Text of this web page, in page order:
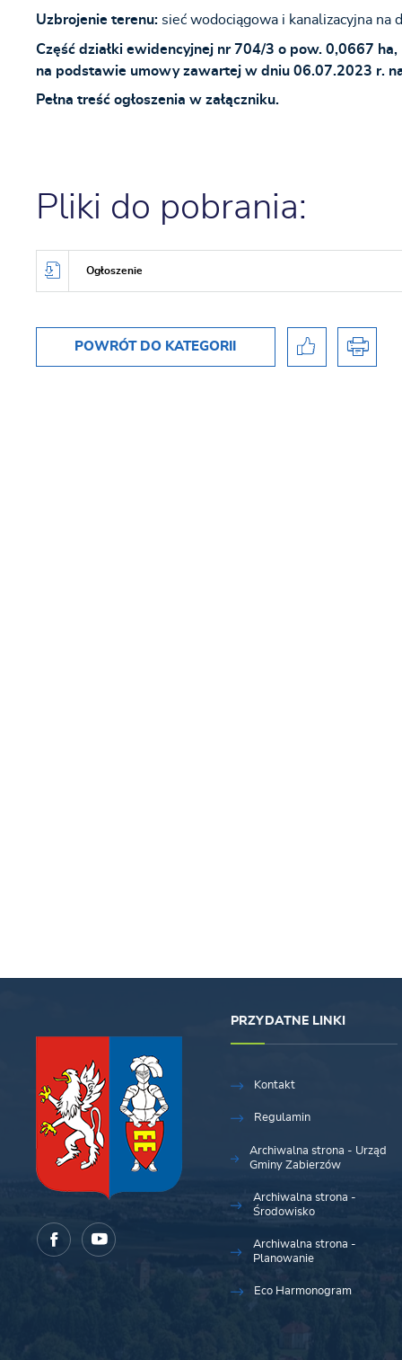
Uzbrojenie terenu: sieć wodociągowa i kanalizacyjna na
Część działki ewidencyjnej nr 704/3 o pow. 0,0667
na podstawie umowy zawartej w dniu 06.07.2023 r.
Pełna treść ogłoszenia w załączniku.
Pliki do pobrania:
Ogłoszenie
POWRÓT DO KATEGORII
PRZYDATNE LINKI
Kontakt
Regulamin
Archiwalna strona - Urząd
Gminy Zabierzów
Archiwalna strona -
Środowisko
Archiwalna strona -
Planowanie
Eco Harmonogram